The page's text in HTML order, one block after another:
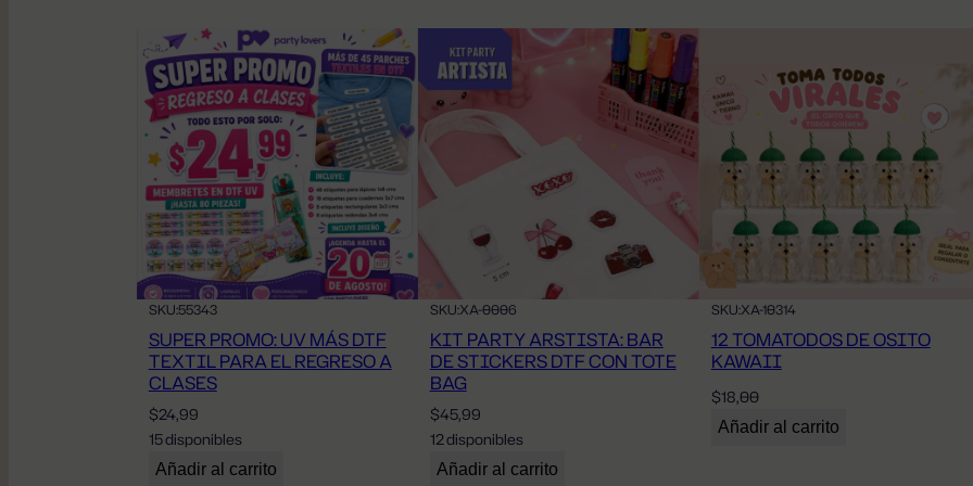
SKU:55343
SUPER PROMO: UV MÁS DTF
TEXTIL PARA EL REGRESO A
CLASES
$24,99
15 disponibles
Añadir al carrito
SKU:XA-0006
KIT PARTY ARSTISTA: BAR
DE STICKERS DTF CON TOTE
BAG
$45,99
12 disponibles
Añadir al carrito
SKU:XA-10314
12 TOMATODOS DE OSITO
KAWAII
$18,00
Añadir al carrito